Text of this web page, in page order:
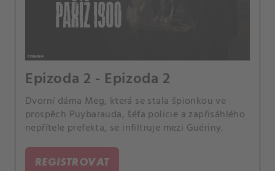
Epizoda 2 - Epizoda 2
Dvorní dáma Meg, která se stala špionkou ve
prospěch Puybarauda, šéfa policie a zapřisáhlého
nepřítele prefekta, se infiltruje mezi Guériny.
REGISTROVAT